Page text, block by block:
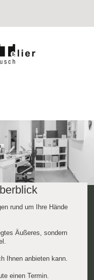
rund um Ihre Hände
Äußeres, sondern
Ihnen anbieten kann.
einen Termin.